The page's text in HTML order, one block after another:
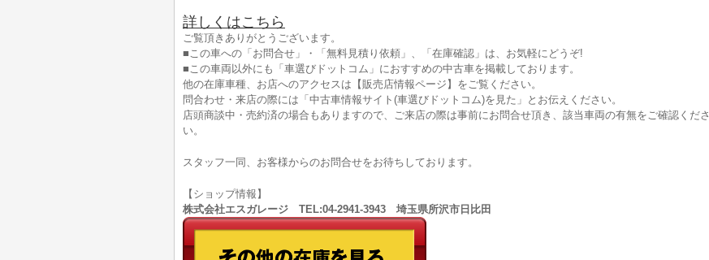
詳しくはこちら
ご覧頂きありがとうございます。
■この車への「お問合せ」・「無料見積り依頼」、「在庫確認」は、お気軽にどうぞ!
■この車両以外にも「車選びドットコム」におすすめの中古車を掲載しております。
他の在庫車種、お店へのアクセスは【販売店情報ページ】をご覧ください。
問合わせ・来店の際には「中古車情報サイト(車選びドットコム)を見た」とお伝えください。
店頭商談中・売約済の場合もありますので、ご来店の際は事前にお問合せ頂き、該当車両の有無をご確認くださ
い。
スタッフ一同、お客様からのお問合せをお待ちしております。
【ショップ情報】
株式会社エスガレージ TEL:04-2941-3943 埼玉県所沢市日比田